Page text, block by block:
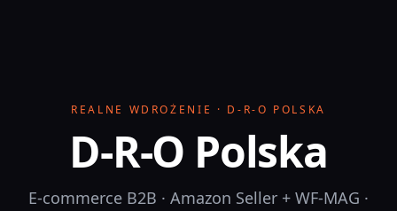
REALNE WDROŻENIE · D-R-O POLSKA
D-R-O Polska
E-commerce B2B · Amazon Seller + WF-MAG ·